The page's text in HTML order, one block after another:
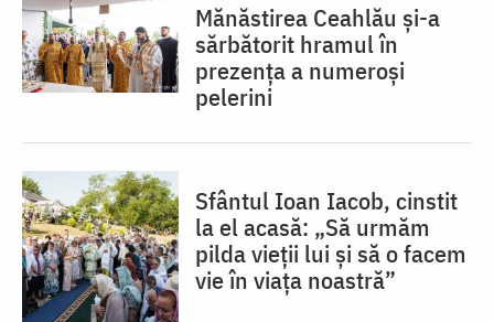
Mănăstirea Ceahlău și-a
sărbătorit hramul în
prezența a numeroși
pelerini
Sfântul Ioan Iacob, cinstit
la el acasă: „Să urmăm
pilda vieții lui și să o facem
vie în viața noastră”